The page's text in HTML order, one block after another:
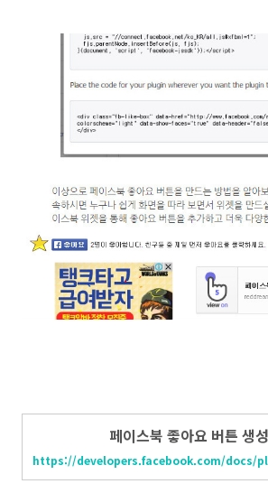
페이스북 좋아요 버튼 생
https://developers.facebook.com/docs/